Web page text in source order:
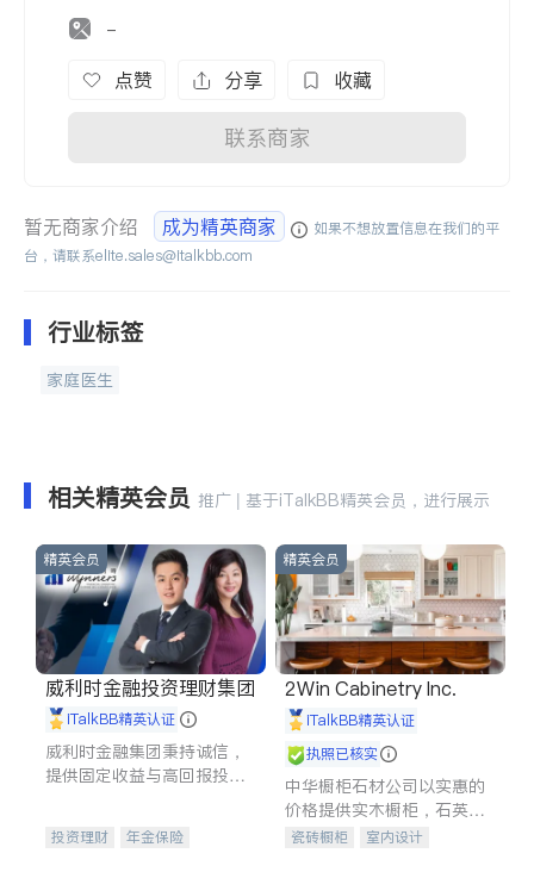
-
点赞 分享 收藏
联系商家
暂无商家介绍 成为精英商家
如果不想放置信息在我们的平
台，请联系elite.sales@italkbb.com
行业标签
家庭医生
相关精英会员 推广 | 基于iTalkBB精英会员，进行展示
精英会员
威利时金融投资理财集团
iTalkBB精英认证
威利时金融集团秉持诚信，
提供固定收益与高回报投资
合，助力客户实现目标
投资理财
年金保险
精英会员
2Win Cabinetry Inc.
iTalkBB精英认证
执照已核实
中华橱柜石材公司以实惠的
价格提供实木橱柜，石英石
台面，多种优质不锈钢水
瓷砖橱柜
室内设计